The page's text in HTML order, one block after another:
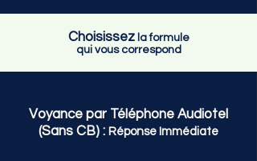
Choisissezla formule
qui vous correspond
Voyance par Téléphone Audiotel
(Sans CB) : Réponse Immédiate